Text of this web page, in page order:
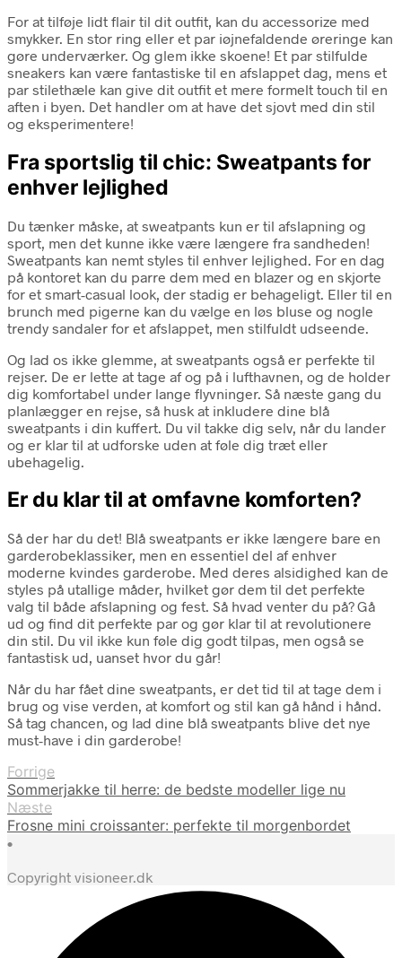
For at tilføje lidt flair til dit outfit, kan du accessorize med
smykker. En stor ring eller et par iøjnefaldende øreringe kan
gøre underværker. Og glem ikke skoene! Et par stilfulde
sneakers kan være fantastiske til en afslappet dag, mens et
par stilethæle kan give dit outfit et mere formelt touch til en
aften i byen. Det handler om at have det sjovt med din stil
og eksperimentere!
Fra sportslig til chic: Sweatpants for
enhver lejlighed
Du tænker måske, at sweatpants kun er til afslapning og
sport, men det kunne ikke være længere fra sandheden!
Sweatpants kan nemt styles til enhver lejlighed. For en dag
på kontoret kan du parre dem med en blazer og en skjorte
for et smart-casual look, der stadig er behageligt. Eller til en
brunch med pigerne kan du vælge en løs bluse og nogle
trendy sandaler for et afslappet, men stilfuldt udseende.
Og lad os ikke glemme, at sweatpants også er perfekte til
rejser. De er lette at tage af og på i lufthavnen, og de holder
dig komfortabel under lange flyvninger. Så næste gang du
planlægger en rejse, så husk at inkludere dine blå
sweatpants i din kuffert. Du vil takke dig selv, når du lander
og er klar til at udforske uden at føle dig træt eller
ubehagelig.
Er du klar til at omfavne komforten?
Så der har du det! Blå sweatpants er ikke længere bare en
garderobeklassiker, men en essentiel del af enhver
moderne kvindes garderobe. Med deres alsidighed kan de
styles på utallige måder, hvilket gør dem til det perfekte
valg til både afslapning og fest. Så hvad venter du på? Gå
ud og find dit perfekte par og gør klar til at revolutionere
din stil. Du vil ikke kun føle dig godt tilpas, men også se
fantastisk ud, uanset hvor du går!
Når du har fået dine sweatpants, er det tid til at tage dem i
brug og vise verden, at komfort og stil kan gå hånd i hånd.
Så tag chancen, og lad dine blå sweatpants blive det nye
must-have i din garderobe!
Forrige
Sommerjakke til herre: de bedste modeller lige nu
Næste
Frosne mini croissanter: perfekte til morgenbordet
•
Copyright visioneer.dk